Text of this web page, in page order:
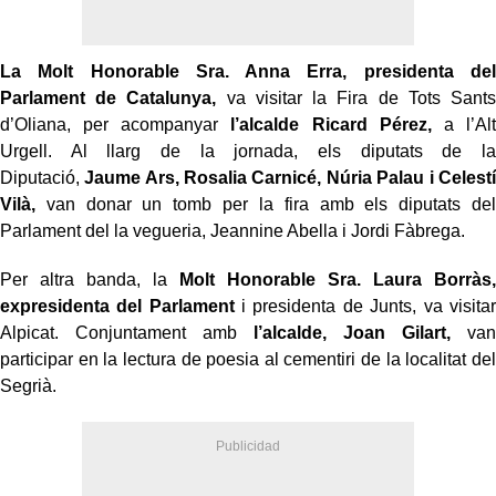
La Molt Honorable Sra. Anna Erra, presidenta del
Parlament de Catalunya, va visitar la Fira de Tots Sants
d’Oliana, per acompanyar
l’alcalde Ricard Pérez, a l’Alt
Urgell. Al llarg de la jornada, els diputats de la
Diputació,Jaume Ars, Rosalia Carnicé, Núria Palau i Celestí
Vilà, van donar un tomb per la fira amb els diputats del
Parlament del la vegueria, Jeannine Abella i Jordi Fàbrega.
Per altra banda, la
Molt Honorable Sra. Laura Borràs,
expresidenta del Parlamenti presidenta de Junts, va visitar
Alpicat. Conjuntament amb
l’alcalde, Joan Gilart,van
participar en la lectura de poesia al cementiri de la localitat del
Segrià.